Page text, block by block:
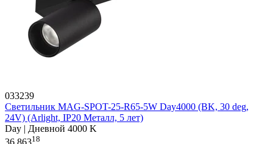
033239
Светильник MAG-SPOT-25-R65-5W Day4000 (BK, 30 deg,
24V) (Arlight, IP20 Металл, 5 лет)
Day | Дневной 4000 K
36 86318